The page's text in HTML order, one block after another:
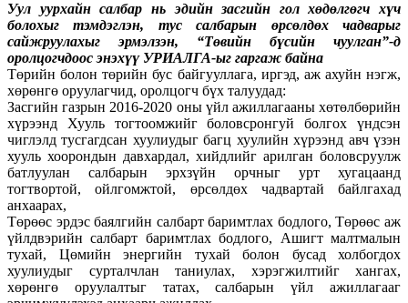
Уул уурхайн салбар нь эдийн засгийн гол хөдөлгөгч хүч
болохыг тэмдэглэн, тус салбарын өрсөлдөх чадварыг
сайжруулахыг эрмэлзэн, “Төвийн бүсийн чуулган”-д
оролцогчдоос энэхүү УРИАЛГА-ыг гаргаж байна
Төрийн болон төрийн бус байгууллага, иргэд, аж ахуйн нэгж,
хөрөнгө оруулагчид, оролцогч бүх талуудад:
Засгийн газрын 2016-2020 оны үйл ажиллагааны хөтөлбөрийн
хүрээнд Хууль тогтоомжийг боловсронгуй болгох үндсэн
чиглэлд тусгагдсан хуулиудыг багц хуулийн хүрээнд авч үзэн
хууль хоорондын давхардал, хийдлийг арилган боловсруулж
батлуулан салбарын эрхзүйн орчныг урт хугацаанд
тогтвортой, ойлгомжтой, өрсөлдөх чадвартай байлгахад
анхаарах,
Төрөөс эрдэс баялгийн салбарт баримтлах бодлого, Төрөөс аж
үйлдвэрийн салбарт баримтлах бодлого, Ашигт малтмалын
тухай, Цөмийн энергийн тухай болон бусад холбогдох
хуулиудыг сурталчлан таниулах, хэрэгжилтийг хангах,
хөрөнгө оруулалтыг татах, салбарын үйл ажиллагааг